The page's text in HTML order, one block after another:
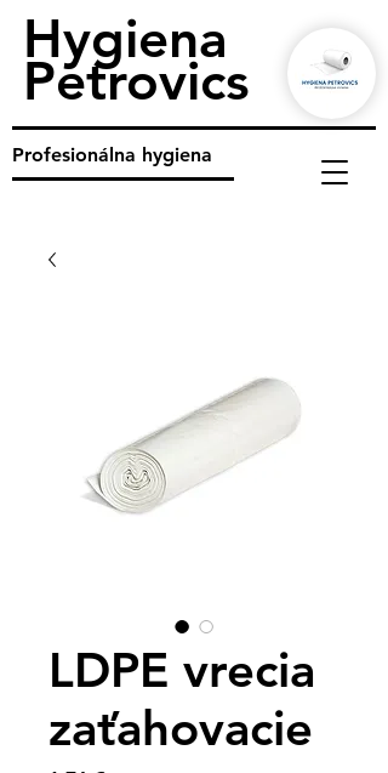
Profesionálna hygiena
Hygiena
Petrovics
LDPE vrecia
zaťahovacie